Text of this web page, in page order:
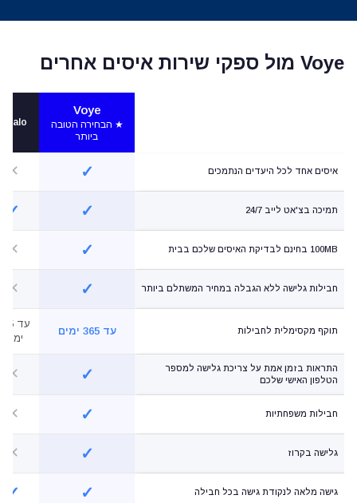
Voye מול ספקי שירות איסים אחרים
Voye
★ הבחירה הטובה
ביותר
Airalo
איסים אחד לכל היעדים הנתמכים ✓
✕
תמיכה בצ'אט לייב 24/7 ✓
✓
100MB בחינם לבדיקת האיסים שלכם בבית ✓
✕
חבילות גלישה ללא הגבלה במחיר המשתלם ביותר ✓
✕
תוקף מקסימלית לחבילות עד 365 ימים
עד
ימים
התראות בזמן אמת על צריכת גלישה למספר
הטלפון האישי שלכם
✓
✕
חבילות משפחתיות ✓
✕
גלישה בקרוז ✓
✕
גישה מלאה לנקודת גישה בכל חבילה ✓
✓